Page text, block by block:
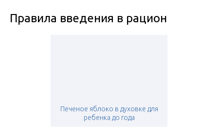
Правила введения в рацион
Печеное яблоко в духовке для
ребенка до года